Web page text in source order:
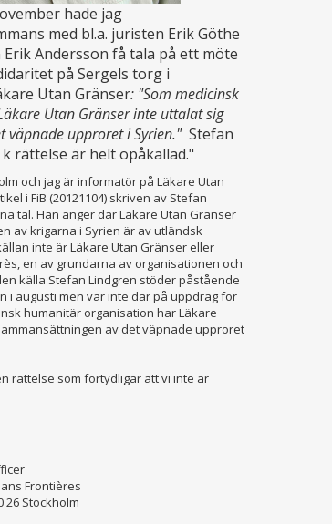
hade jag
med bl.a. juristen Erik Göthe
Andersson få tala på ett möte
på Sergels torg i
Utan Gränser: "Som medicinsk
Utan Gränser inte uttalat sig
väpnade upproret i Syrien." Stefan
rättelse är helt opåkallad."
och jag är informatör på Läkare Utan
i FiB (20121104) skriven av Stefan
tal. Han anger där Läkare Utan Gränser
av krigarna i Syrien är av utländsk
inte är Läkare Utan Gränser eller
en av grundarna av organisationen och
källa Stefan Lindgren stöder påstående
i augusti men var inte där på uppdrag för
humanitär organisation har Läkare
av det väpnade upproret
rättelse som förtydligar att vi inte är
Frontières
26 Stockholm